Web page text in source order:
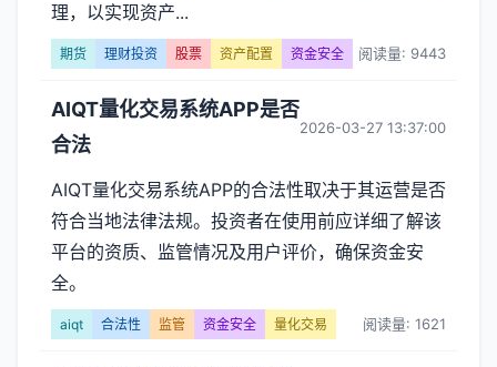
理，以实现资产...
期货 理财投资 股票 资产配置 资金安全 阅读量: 9443
AIQT量化交易系统APP是否
合法
2026-03-27 13:37:00
AIQT量化交易系统APP的合法性取决于其运营是否
符合当地法律法规。投资者在使用前应详细了解该
平台的资质、监管情况及用户评价，确保资金安
全。
aiqt 合法性 监管 资金安全 量化交易 阅读量: 1621